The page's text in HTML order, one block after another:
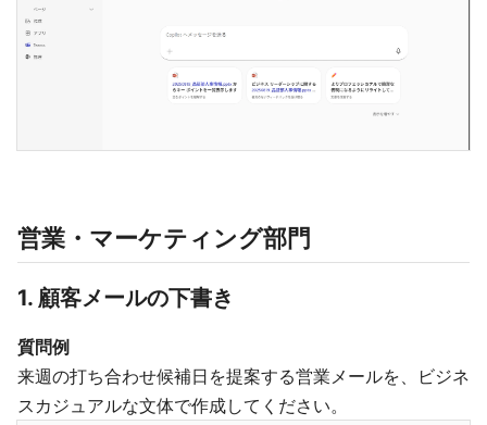
営業・マーケティング部門
1. 顧客メールの下書き
質問例
来週の打ち合わせ候補日を提案する営業メールを、ビジネ
スカジュアルな文体で作成してください。